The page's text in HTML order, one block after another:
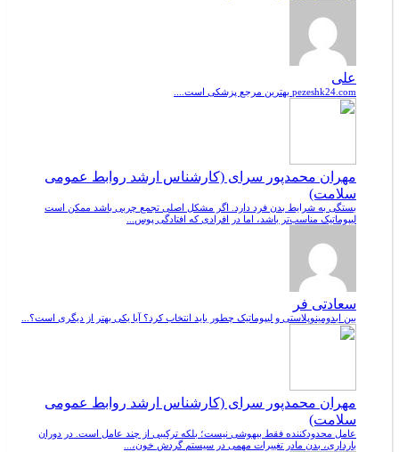
علی
pezeshk24.com بهترین مرجع پزشکی است....
مهران محمدپور سرای (کارشناس ارشد روابط عمومی
سلامت)
بستگی به شرایط بدن فرد دارد. اگر مشکل اصلی تجمع چربی باشد ممکن است
لیپوماتیک مناسب‌تر باشد، اما در افرادی که افتادگی پوس...
سعادتی فر
بین ابدومینوپلاستی و لیپوماتیک چطور باید انتخاب کرد؟ آیا یکی بهتر از دیگری است؟...
مهران محمدپور سرای (کارشناس ارشد روابط عمومی
سلامت)
عامل محدودکننده فقط بیهوشی نیست؛ بلکه ترکیبی از چند عامل است. در دوران
بارداری، بدن مادر تغییرات مهمی در سیستم گردش خون،...